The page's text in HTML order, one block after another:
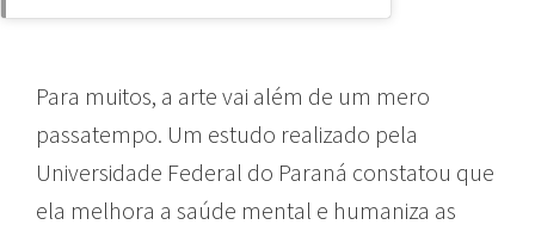
Para muitos, a arte vai além de um mero
passatempo. Um estudo realizado pela
Universidade Federal do Paraná constatou que
ela melhora a saúde mental e humaniza as